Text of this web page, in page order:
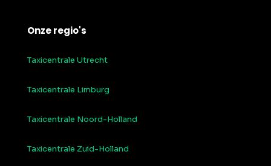
Onze regio's
Taxicentrale Utrecht
Taxicentrale Limburg
Taxicentrale Noord-Holland
Taxicentrale Zuid-Holland